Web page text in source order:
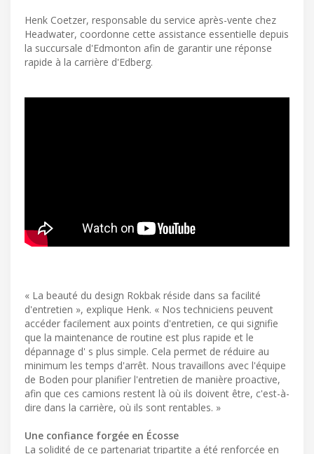
Henk Coetzer, responsable du service après-vente chez
Headwater, coordonne cette assistance essentielle depuis
la succursale d'Edmonton afin de garantir une réponse
rapide à la carrière d'Edberg.
« La beauté du design Rokbak réside dans sa facilité
d'entretien », explique Henk. « Nos techniciens peuvent
accéder facilement aux points d'entretien, ce qui signifie
que la maintenance de routine est plus rapide et le
dépannage d' s plus simple. Cela permet de réduire au
minimum les temps d'arrêt. Nous travaillons avec l'équipe
de Boden pour planifier l'entretien de manière proactive,
afin que ces camions restent là où ils doivent être, c'est-à-
dire dans la carrière, où ils sont rentables. »
Une confiance forgée en Écosse
La solidité de ce partenariat tripartite a été renforcée en